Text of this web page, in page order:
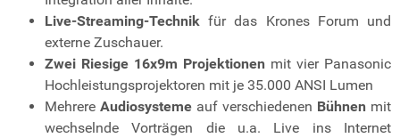
Live-Streaming-Technik für das Krones Forum und
externe Zuschauer.
Zwei Riesige 16x9m Projektionen mit vier Panasonic
Hochleistungsprojektoren mit je 35.000 ANSI Lumen
Mehrere Audiosysteme auf verschiedenen Bühnen mit
wechselnde Vorträgen die u.a. Live ins Internet